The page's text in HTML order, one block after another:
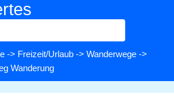
-> Freizeit/Urlaub -> Wanderwege ->
Wanderung